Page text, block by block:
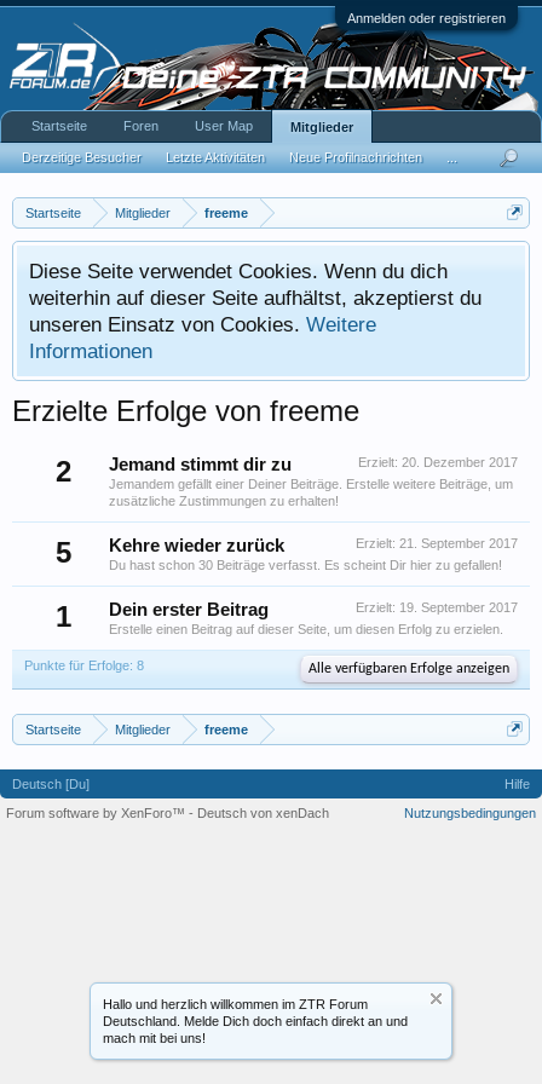
Anmelden oder registrieren
Startseite Mitglieder freeme
Diese Seite verwendet Cookies. Wenn du dich
weiterhin auf dieser Seite aufhältst, akzeptierst du
unseren Einsatz von Cookies. Weitere
Informationen
Hallo und herzlich willkommen im ZTR Forum
Deutschland. Melde Dich doch einfach direkt an und
mach mit bei uns!
Erzielte Erfolge von freeme
2
Erzielt: 20. Dezember 2017
Jemand stimmt dir zu
Jemandem gefällt einer Deiner Beiträge. Erstelle weitere Beiträge, um
zusätzliche Zustimmungen zu erhalten!
5 Erzielt: 21. September 2017
Kehre wieder zurück
Du hast schon 30 Beiträge verfasst. Es scheint Dir hier zu gefallen!
1 Erzielt: 19. September 2017
Dein erster Beitrag
Erstelle einen Beitrag auf dieser Seite, um diesen Erfolg zu erzielen.
Punkte für Erfolge: 8 Alle verfügbaren Erfolge anzeigen
Startseite Mitglieder freeme
Startseite Foren User Map Mitglieder
Derzeitige Besucher Letzte Aktivitäten Neue Profilnachrichten
Deutsch [Du]
Hilfe
Nutzungsbedingungen
Forum software by XenForo™ - Deutsch von xenDach